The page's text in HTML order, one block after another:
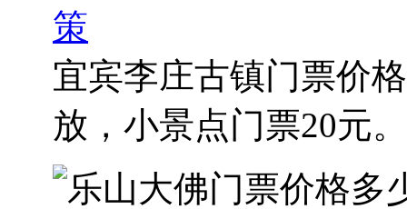
策
宜宾李庄古镇门票价
放，小景点门票20元